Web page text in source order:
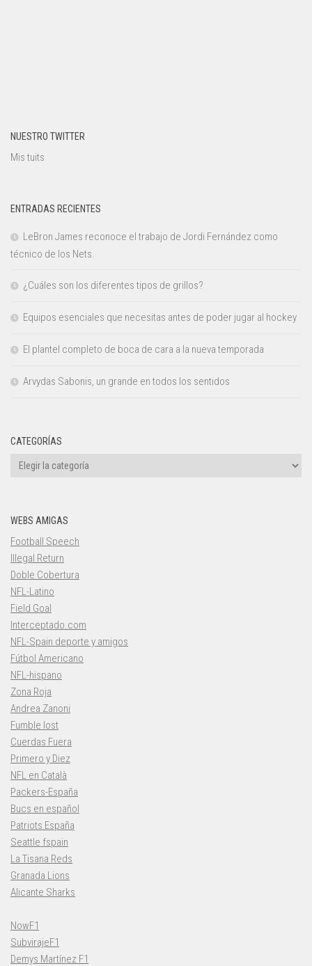
NUESTRO TWITTER
Mis tuits
ENTRADAS RECIENTES
LeBron James reconoce el trabajo de Jordi Fernández como
técnico de los Nets.
¿Cuáles son los diferentes tipos de grillos?
Equipos esenciales que necesitas antes de poder jugar al hockey
El plantel completo de boca de cara a la nueva temporada
Arvydas Sabonis, un grande en todos los sentidos
CATEGORÍAS
Categorías
WEBS AMIGAS
Football Speech
Illegal Return
Doble Cobertura
NFL-Latino
Field Goal
Interceptado.com
NFL-Spain deporte y amigos
Fútbol Americano
NFL-hispano
Zona Roja
Andrea Zanoni
Fumble lost
Cuerdas Fuera
Primero y Diez
NFL en Català
Packers-España
Bucs en español
Patriots España
Seattle fspain
La Tisana Reds
Granada Lions
Alicante Sharks
NowF1
SubvirajeF1
Demys Martínez F1